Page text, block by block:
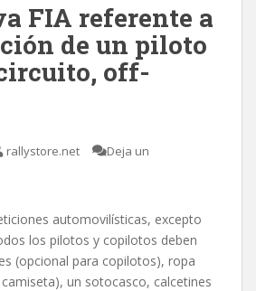
FIA referente a
de un piloto
off-
rallystore.net
Deja un
automovilísticas, excepto
los pilotos y copilotos deben
(opcional para copilotos), ropa
un sotocasco, calcetines